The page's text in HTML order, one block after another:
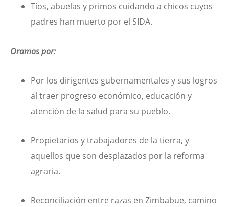
Tíos, abuelas y primos cuidando a chicos cuyos
padres han muerto por el SIDA.
Oramos por:
Por los dirigentes gubernamentales y sus logros
al traer progreso económico, educación y
atención de la salud para su pueblo.
Propietarios y trabajadores de la tierra, y
aquellos que son desplazados por la reforma
agraria.
Reconciliación entre razas en Zimbabue, camino